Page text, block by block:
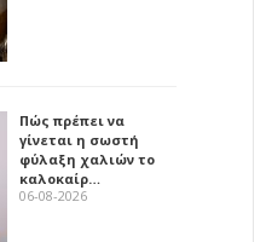
Πώς πρέπει να
γίνεται η σωστή
φύλαξη χαλιών το
καλοκαίρ…
06-08-2026